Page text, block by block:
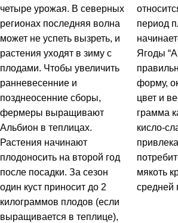
четыре урожая. В северных
регионах последняя волна
может не успеть вызреть, и
растения уходят в зиму с
плодами. Чтобы увеличить
ранневесенние и
позднеосенние сборы,
фермеры выращивают
Альбион в теплицах.
Растения начинают
плодоносить на второй год
после посадки. За сезон
один куст приносит до 2
килограммов плодов (если
выращивается в теплице),
период
Ягоды
форму,
цвет и
грамма
кисло-
мякоть
средней